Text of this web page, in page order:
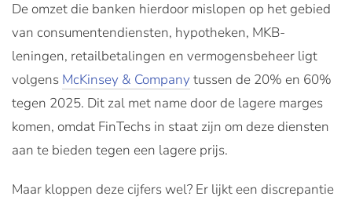
De omzet die banken hierdoor mislopen op het gebied
van consumentendiensten, hypotheken, MKB-
leningen, retailbetalingen en vermogensbeheer ligt
volgens McKinsey & Company tussen de 20% en 60%
tegen 2025. Dit zal met name door de lagere marges
komen, omdat FinTechs in staat zijn om deze diensten
aan te bieden tegen een lagere prijs.
Maar kloppen deze cijfers wel? Er lijkt een discrepantie